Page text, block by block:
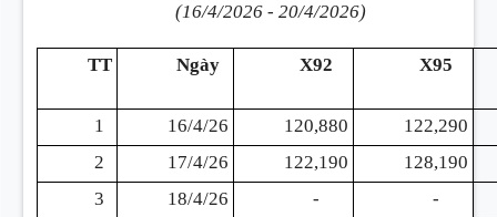
(16/4/2026 - 20/4/2026)
TT Ngày X92 X95
1 16/4/26 120,880
122,290
2
17/4/26 122,190
128,190
3
18/4/26 -
-